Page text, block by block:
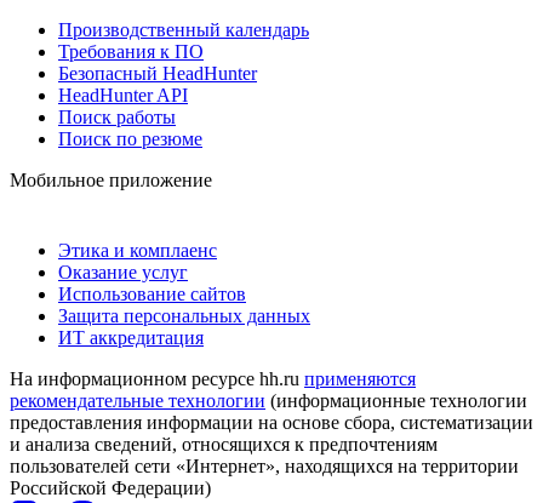
Производственный календарь
Требования к ПО
Безопасный HeadHunter
HeadHunter API
Поиск работы
Поиск по резюме
Мобильное приложение
Этика и комплаенс
Оказание услуг
Использование сайтов
Защита персональных данных
ИТ аккредитация
На информационном ресурсе hh.ru применяются
рекомендательные технологии (информационные технологии
предоставления информации на основе сбора, систематизации
и анализа сведений, относящихся к предпочтениям
пользователей сети «Интернет», находящихся на территории
Российской Федерации)